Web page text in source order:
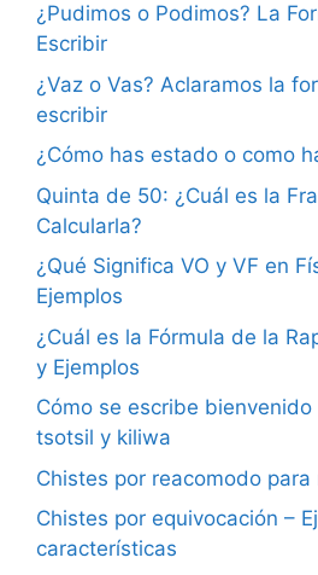
¿Pudimos o Podimos? La
Escribir
¿Vaz o Vas? Aclaramos la
escribir
¿Cómo has estado o como
Quinta de 50: ¿Cuál es la
Calcularla?
¿Qué Significa VO y VF en
Ejemplos
¿Cuál es la Fórmula de la
y Ejemplos
Cómo se escribe
tsotsil y kiliwa
Chistes por reacomodo
Chistes por equivocación –
características